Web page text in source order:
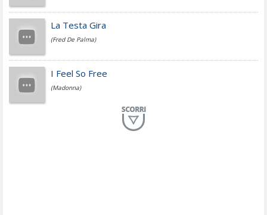
Fedez
Simone Cristicchi
La Testa Gira
(Fred De Palma)
I Feel So Free
(Madonna)